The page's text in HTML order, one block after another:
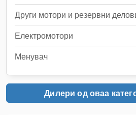
Други мотори и резервни
Електромотори
Менувач
Дилери од оваа